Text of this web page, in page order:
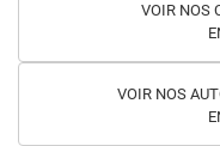
VOIR NOS
VOIR NOS